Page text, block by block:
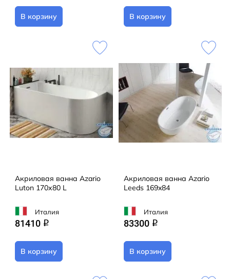
В корзину В корзину
Акриловая ванна Azario
Luton 170х80 L
Италия
81410 q
В корзину
Акриловая ванна Azario
Leeds 169x84
Италия
83300 q
В корзину